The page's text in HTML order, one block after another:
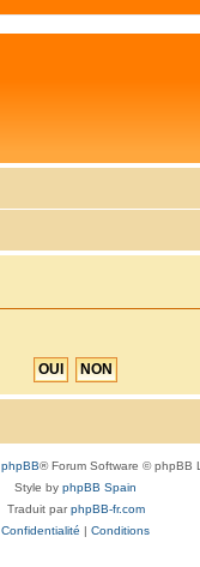
phpBB® Forum Software © phpBB
Style by phpBB Spain
Traduit parphpBB-fr.com
Confidentialité | Conditions